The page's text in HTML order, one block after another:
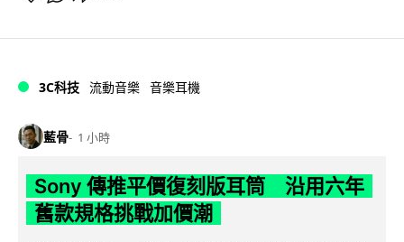
3C科技 流動音樂 音樂耳機
藍骨 1 小時
Sony 傳推平價復刻版耳筒 沿用六年
舊款規格挑戰加價潮